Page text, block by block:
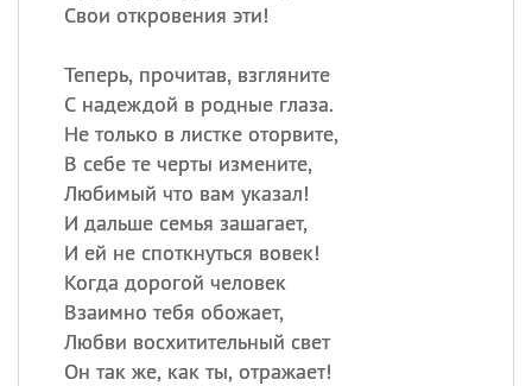
Свои откровения эти!
Теперь, прочитав, взгляните
С надеждой в родные глаза.
Не только в листке оторвите,
В себе те черты измените,
Любимый что вам указал!
И дальше семья зашагает,
И ей не споткнуться вовек!
Когда дорогой человек
Взаимно тебя обожает,
Любви восхитительный свет
Он так же, как ты, отражает!